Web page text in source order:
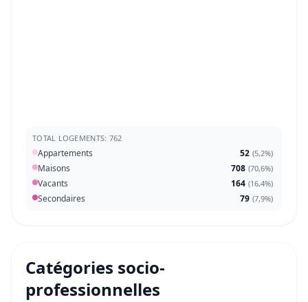
TOTAL LOGEMENTS: 762
Appartements 52 (5,2%)
Maisons 708 (70,6%)
Vacants 164 (16,4%)
Secondaires 79 (7,9%)
Catégories socio-
professionnelles